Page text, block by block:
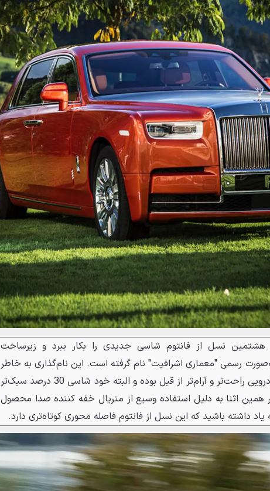
هشتمین نسل از فانتوم شاسی جدیدی را بکار ببرد و زیرساخت
رسمی "معماری اشرافیت" نام گرفته است. این نام‌گذاری به خاطر
تلاش مهندسان در عرضه خودرویی راحت‌تر و آرام‌تر از قبل بوده و البته خود شاسی 30 درصد سبک‌تر
اثنا به دلیل استفاده وسیع از متریال خفه کننده صدا محصول
داشته باشید که این نسل از فانتوم فاصله محوری کوتاه‌تری دارد.